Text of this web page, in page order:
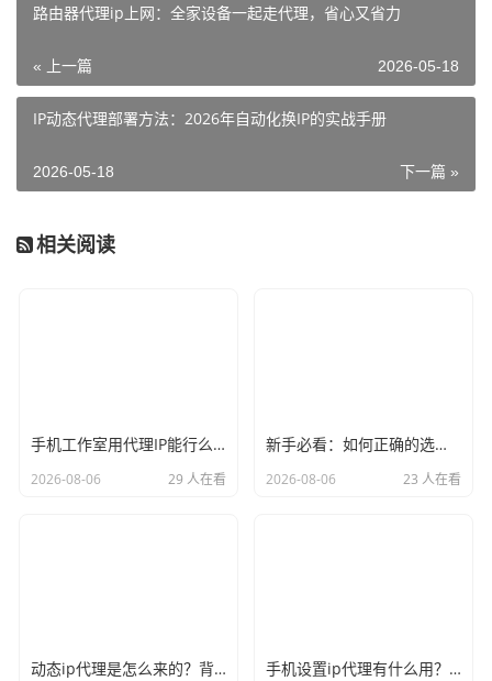
路由器代理ip上网：全家设备一起走代理，省心又省力
« 上一篇 2026-05-18
IP动态代理部署方法：2026年自动化换IP的实战手册
下一篇 »
2026-05-18
相关阅读
手机工作室用代理IP能行么？过来人的经验告诉你答案
2026-08-06 29 人在看
新手必看：如何正确的选择代理ip软件，别再交智商税了
2026-08-06 23 人在看
动态ip代理是怎么来的？背后的原理比你想象的精彩 手机设置ip代理有什么用？不只是改定位那么简单